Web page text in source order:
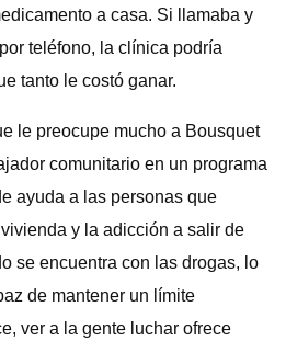
a casa. Si llamaba y
teléfono, la clínica podría
tanto le costó ganar.
le preocupe mucho a Bousquet
comunitario en un programa
ayuda a las personas que
y la adicción a salir de
se encuentra con las drogas, lo
de mantener un límite
ver a la gente luchar ofrece